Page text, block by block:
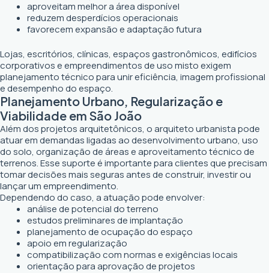
aproveitam melhor a área disponível
reduzem desperdícios operacionais
favorecem expansão e adaptação futura
Lojas, escritórios, clínicas, espaços gastronômicos, edifícios
corporativos e empreendimentos de uso misto exigem
planejamento técnico para unir eficiência, imagem profissional
e desempenho do espaço.
Planejamento Urbano, Regularização e
Viabilidade em São João
Além dos projetos arquitetônicos, o arquiteto urbanista pode
atuar em demandas ligadas ao desenvolvimento urbano, uso
do solo, organização de áreas e aproveitamento técnico de
terrenos. Esse suporte é importante para clientes que precisam
tomar decisões mais seguras antes de construir, investir ou
lançar um empreendimento.
Dependendo do caso, a atuação pode envolver:
análise de potencial do terreno
estudos preliminares de implantação
planejamento de ocupação do espaço
apoio em regularização
compatibilização com normas e exigências locais
orientação para aprovação de projetos